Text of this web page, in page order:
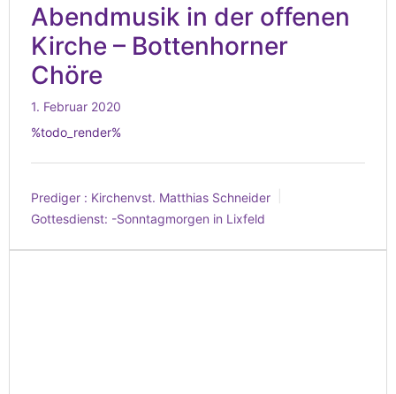
Abendmusik in der offenen
Kirche – Bottenhorner
Chöre
1. Februar 2020
%todo_render%
Prediger : Kirchenvst. Matthias Schneider
Gottesdienst: -Sonntagmorgen in Lixfeld